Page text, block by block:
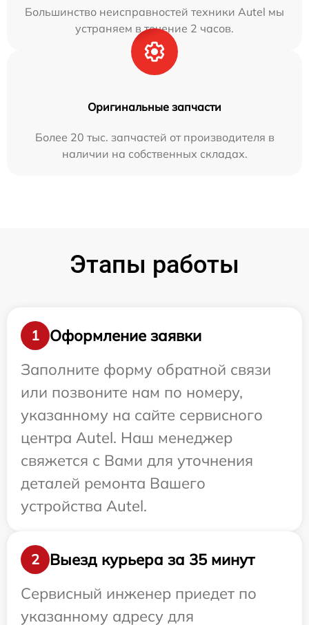
Большинство неисправностей техники Autel мы
устраняем в течение 2 часов.
Оригинальные запчасти
Более 20 тыс. запчастей от производителя в
наличии на собственных складах.
Этапы работы
1
Оформление заявки
Заполните форму обратной связи
или позвоните нам по номеру,
указанному на сайте сервисного
центра Autel. Наш менеджер
свяжется с Вами для уточнения
деталей ремонта Вашего
устройства Autel.
2
Выезд курьера за 35 минут
Сервисный инженер приедет по
указанному адресу для